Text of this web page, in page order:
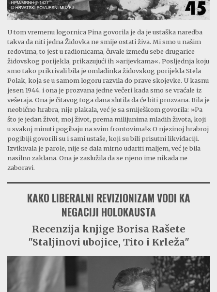
U tom vremenu logornica Pina govorila je da je ustaška naredba
takva da niti jedna Židovka ne smije ostati živa. Mi smo u našim
redovima, to jest u radionicama, čuvale između sebe drugarice
židovskog porijekla, prikazujući ih »arijevkama«. Posljednja koju
smo tako prikrivali bila je omladinka židovskog porijekla Stela
Polak, koja se u samom logoru razvila do prave skojevke. U kasnu
jesen 1944. i ona je prozvana jedne večeri kada smo se vraćale iz
vešeraja. Ona je čitavog toga dana slutila da će biti prozvana. Bila je
neobično hrabra, nije plakala, već je sa smiješkom govorila: »Pa
što je jedan život, moj život, prema milijunima mladih života, koji
u svakoj minuti pogibaju na svim frontovima!« O njezinoj hrabroj
pogibiji govorili su i sami ustaše, koji su bili prisutni likvidaciji.
Izvikivala je parole, nije se dala mirno udariti maljem, već je bila
nasilno zaklana. Ona je zaslužila da se njeno ime nikada ne
zaboravi.
KAKO LIBERALNI REVIZIONIZAM VODI KA
NEGACIJI HOLOKAUSTA
Recenzija knjige Borisa Rašete
"Staljinovi ubojice, Tito i Krleža"